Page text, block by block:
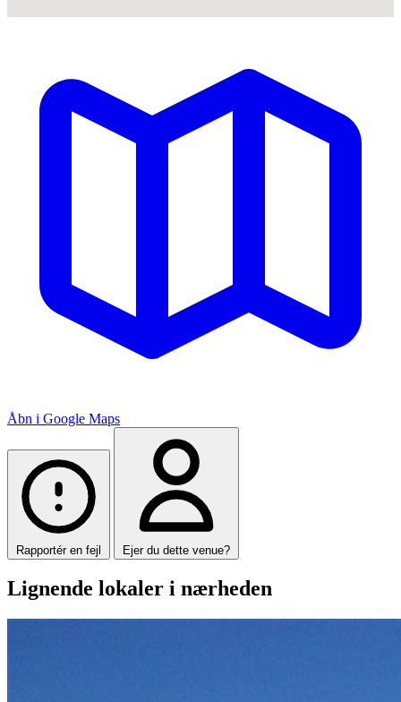
Åbn i Google Maps
Rapportér en fejl Ejer du dette venue?
Lignende lokaler i nærheden